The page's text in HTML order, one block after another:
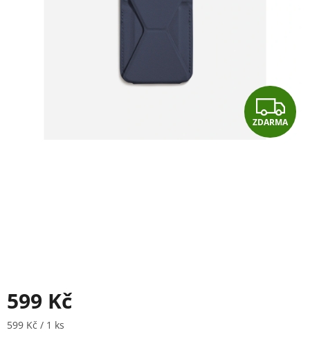
Z
D
ZDARMA
599 Kč
Měrná cena:
599 Kč / 1 ks